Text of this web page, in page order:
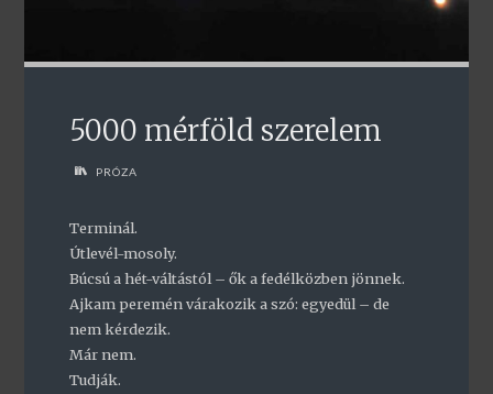
5000 mérföld szerelem
PRÓZA
Terminál.
Útlevél-mosoly.
Búcsú a hét-váltástól – ők a fedélközben jönnek.
Ajkam peremén várakozik a szó: egyedül – de
nem kérdezik.
Már nem.
Tudják.